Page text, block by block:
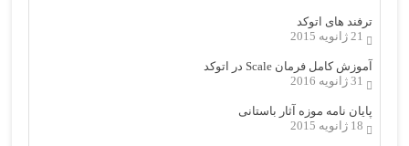
ترفند های اتوکد
21 ژانویه 2015
آموزش کامل فرمان Scale در اتوکد
31 ژانویه 2016
پایان نامه موزه آثار باستانی
18 ژانویه 2015